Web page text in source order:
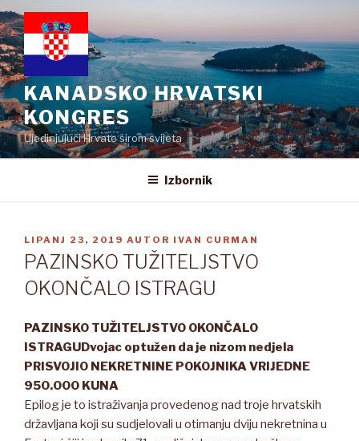
Preskoči
na
sadržaj
KANADSKO HRVATSKI
KONGRES
Ujedinjujući Hrvate širom svijeta
Izbornik
OBJAVLJENO
LIPANJ 23, 2019 AUTOR IVAN CURMAN
PAZINSKO TUŽITELJSTVO
OKONČALO ISTRAGU
PAZINSKO TUŽITELJSTVO OKONČALO
ISTRAGUDvojac optužen da je nizom nedjela
PRISVOJIO NEKRETNINE POKOJNIKA VRIJEDNE
950.000 KUNA
Epilog je to istraživanja provedenog nad troje hrvatskih
državljana koji su sudjelovali u otimanju dviju nekretnina u